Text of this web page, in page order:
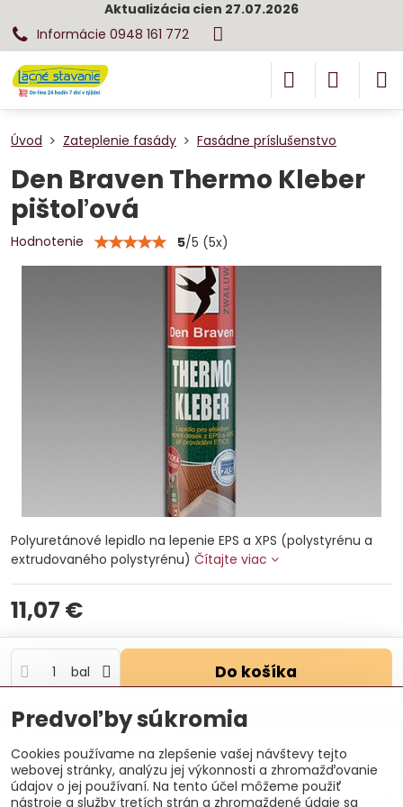
Aktualizácia cien 27.07.2026
Informácie 0948 161 772
Úvod Zateplenie fasády Fasádne príslušenstvo
Den Braven Thermo Kleber
pištoľová
Hodnotenie 5/5 (5x)
Polyuretánové lepidlo na lepenie EPS a XPS (polystyrénu a
extrudovaného polystyrénu) Čítajte viac
11,07 €
bal Do košíka
Otázka k produktu Doručenia
Popis
Predvoľby súkromia
Cookies používame na zlepšenie vašej návštevy tejto
webovej stránky, analýzu jej výkonnosti a zhromažďovanie
údajov o jej používaní. Na tento účel môžeme použiť
nástroje a služby tretích strán a zhromaždené údaje sa